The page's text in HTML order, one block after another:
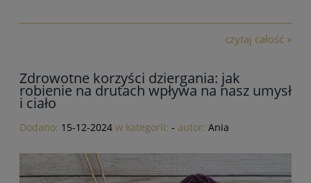
czytaj całość »
Zdrowotne korzyści dziergania: jak
robienie na drutach wpływa na nasz umysł
i ciało
Dodano: 15-12-2024 w kategorii: - autor: Ania